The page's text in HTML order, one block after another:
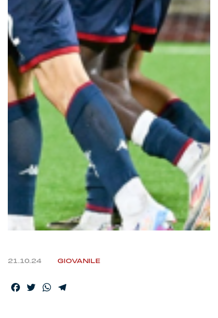
Robe di Kappa x Genoa
Vintage Collection
Red&Blue Voices
Kids
Party
Caffè Boasi x Genoa
Isolani x Genoa
Gift Card Online Store
21.10.24 GIOVANILE
Facebook
TwitterWhatsApp